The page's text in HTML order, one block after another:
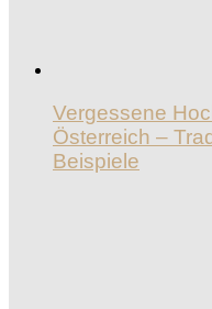
Vergessene
Österreich –
Beispiele